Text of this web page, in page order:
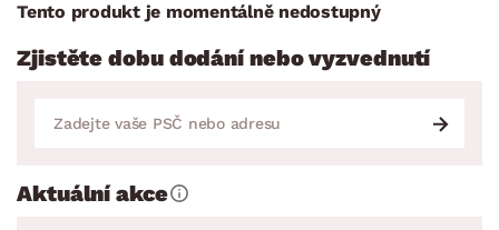
Tento produkt je momentálně nedostupný
Zjistěte dobu dodání nebo vyzvednutí
Aktuální akce